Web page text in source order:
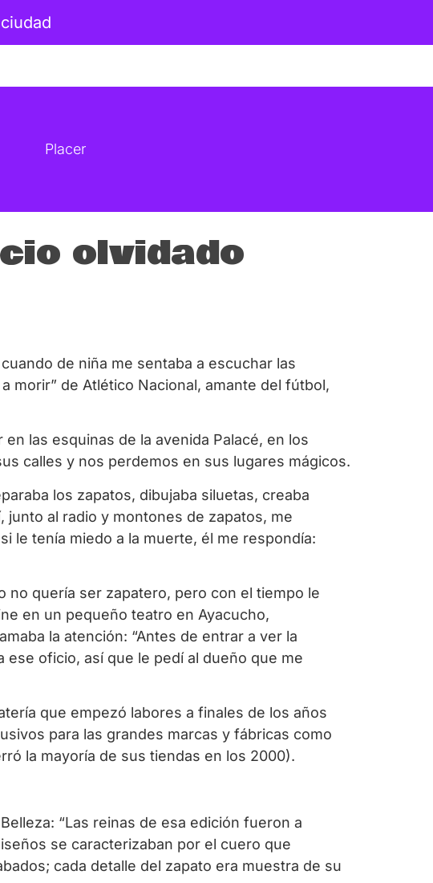
Placer
olvidado
de niña me sentaba a escuchar las
morir” de Atlético Nacional, amante del fútbol,
las esquinas de la avenida Palacé, en los
calles y nos perdemos en sus lugares mágicos.
los zapatos, dibujaba siluetas, creaba
junto al radio y montones de zapatos, me
le tenía miedo a la muerte, él me respondía:
no quería ser zapatero, pero con el tiempo le
en un pequeño teatro en Ayacucho,
la atención: “Antes de entrar a ver la
ese oficio, así que le pedí al dueño que me
que empezó labores a finales de los años
para las grandes marcas y fábricas como
la mayoría de sus tiendas en los 2000).
“Las reinas de esa edición fueron a
se caracterizaban por el cuero que
cada detalle del zapato era muestra de su